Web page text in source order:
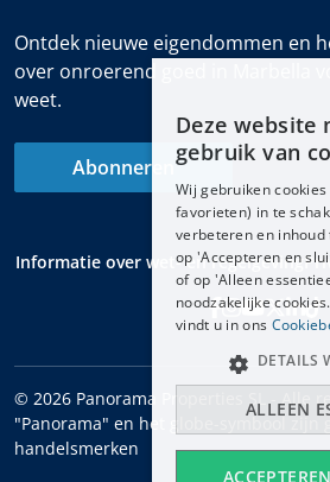
Ontdek nieuwe eigendommen en
over onroerend goed in Marbella
weet.
Abonneren
Informatie over wet- en regelgeving
© 2026 Panorama Properties SL - Alle
"Panorama" en het globe-symbool zijn
handelsmerken
Deze website
gebruik van
Wij gebruiken
favorieten) in te
verbeteren en
op 'Accepteren en
of op 'Alleen
noodzakelijke
vindt u in ons
ALLEEN
DETAILS